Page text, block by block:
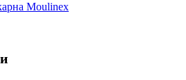
Moulinex